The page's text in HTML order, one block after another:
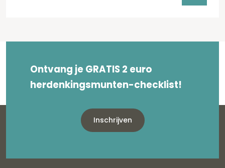
Ontvang je GRATIS 2 euro
herdenkingsmunten-checklist!
Inschrijven